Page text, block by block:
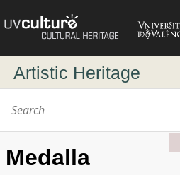
Artistic Heritage
Advanced Search
Medalla